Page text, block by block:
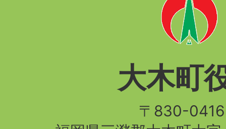
大木町
〒830-